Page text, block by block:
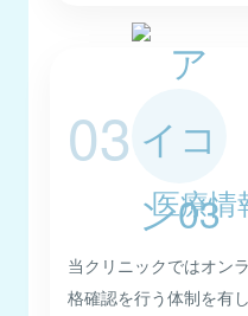
03
医療情
当クリニックではオン
格確認を行う体制を有